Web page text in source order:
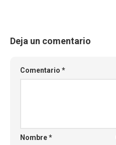
Deja un comentario
Comentario *
Nombre*